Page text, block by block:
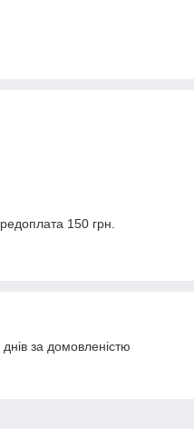
150 грн.
за домовленістю